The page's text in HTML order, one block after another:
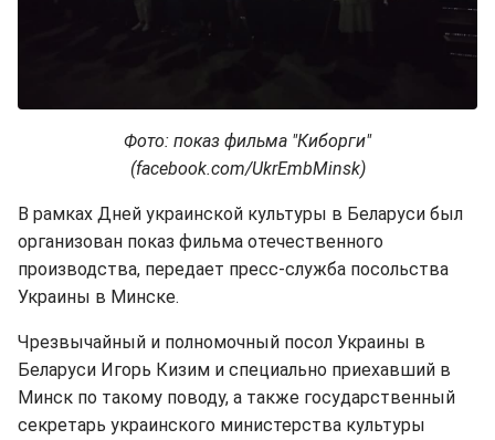
Фото: показ фильма "Киборги"
(facebook.com/UkrEmbMinsk)
В рамках Дней украинской культуры в Беларуси был
организован показ фильма отечественного
производства, передает пресс-служба посольства
Украины в Минске.
Чрезвычайный и полномочный посол Украины в
Беларуси Игорь Кизим и специально приехавший в
Минск по такому поводу, а также государственный
секретарь украинского министерства культуры